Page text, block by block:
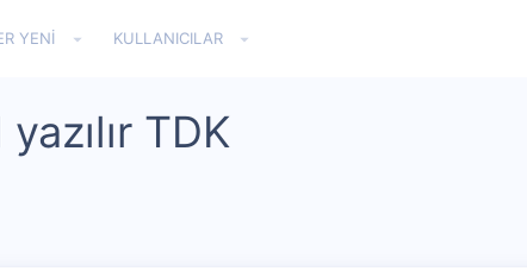
YENI KULLANICILAR
TDK